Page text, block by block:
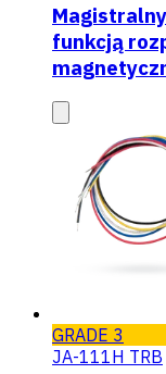
funkcją
GRADE 3
JA-111H TRB